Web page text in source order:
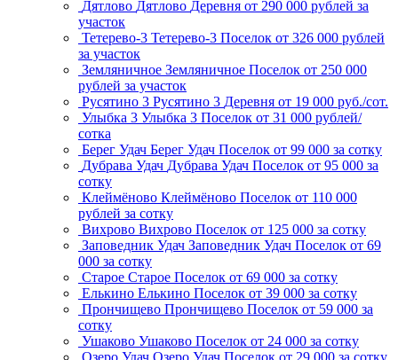
Дятлово Дятлово Деревня от 290 000 рублей за
участок
Тетерево-3 Тетерево-3 Поселок от 326 000 рублей
за участок
Земляничное Земляничное Поселок от 250 000
рублей за участок
Русятино 3 Русятино 3 Деревня от 19 000 руб./сот.
Улыбка 3 Улыбка 3 Поселок от 31 000 рублей/
сотка
Берег Удач Берег Удач Поселок от 99 000 за сотку
Дубрава Удач Дубрава Удач Поселок от 95 000 за
сотку
Клеймёново Клеймёново Поселок от 110 000
рублей за сотку
Вихрово Вихрово Поселок от 125 000 за сотку
Заповедник Удач Заповедник Удач Поселок от 69
000 за сотку
Старое Старое Поселок от 69 000 за сотку
Елькино Елькино Поселок от 39 000 за сотку
Прончищево Прончищево Поселок от 59 000 за
сотку
Ушаково Ушаково Поселок от 24 000 за сотку
Озеро Удач Озеро Удач Поселок от 29 000 за сотку